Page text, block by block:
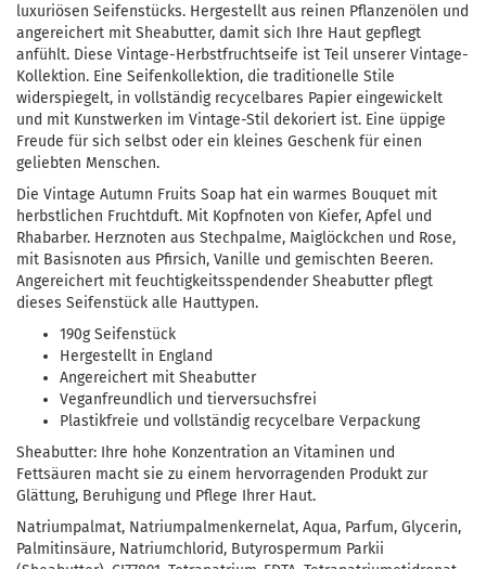
luxuriösen Seifenstücks. Hergestellt aus reinen Pflanzenölen und
angereichert mit Sheabutter, damit sich Ihre Haut gepflegt
anfühlt. Diese Vintage-Herbstfruchtseife ist Teil unserer Vintage-
Kollektion. Eine Seifenkollektion, die traditionelle Stile
widerspiegelt, in vollständig recycelbares Papier eingewickelt
und mit Kunstwerken im Vintage-Stil dekoriert ist. Eine üppige
Freude für sich selbst oder ein kleines Geschenk für einen
geliebten Menschen.
Die Vintage Autumn Fruits Soap hat ein warmes Bouquet mit
herbstlichen Fruchtduft. Mit Kopfnoten von Kiefer, Apfel und
Rhabarber. Herznoten aus Stechpalme, Maiglöckchen und Rose,
mit Basisnoten aus Pfirsich, Vanille und gemischten Beeren.
Angereichert mit feuchtigkeitsspendender Sheabutter pflegt
dieses Seifenstück alle Hauttypen.
190g Seifenstück
Hergestellt in England
Angereichert mit Sheabutter
Veganfreundlich und tierversuchsfrei
Plastikfreie und vollständig recycelbare Verpackung
Sheabutter: Ihre hohe Konzentration an Vitaminen und
Fettsäuren macht sie zu einem hervorragenden Produkt zur
Glättung, Beruhigung und Pflege Ihrer Haut.
Natriumpalmat, Natriumpalmenkernelat, Aqua, Parfum, Glycerin,
Palmitinsäure, Natriumchlorid, Butyrospermum Parkii